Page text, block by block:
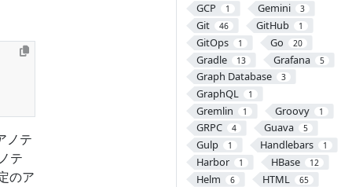
GCP 1 Gemini 3
Git 46 GitHub 1
GitOps 1 Go 20
Gradle 13 Grafana 5
Graph Database 3
GraphQL 1
Gremlin 1 Groovy 1
GRPC 4 Guava 5
Gulp 1 Handlebars 1
Harbor 1 HBase 12
Helm 6 HTML 65
ノテ
テ
のア